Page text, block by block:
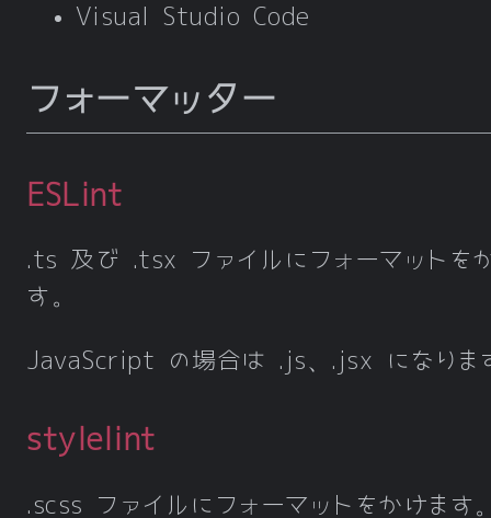
Visual Studio Code
フォーマッター
ESLint
.ts 及び .tsx ファイルにフォーマットを
す。
JavaScript の場合は .js、.jsx になりま
stylelint
.scss ファイルにフォーマットをかけます